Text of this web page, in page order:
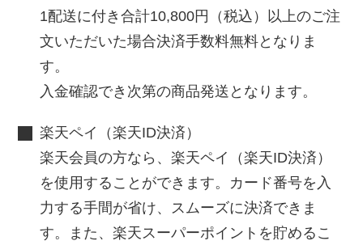
1配送に付き合計10,800円（税込）以上のご注
文いただいた場合決済手数料無料となりま
す。
入金確認でき次第の商品発送となります。
楽天ペイ（楽天ID決済）
楽天会員の方なら、楽天ペイ（楽天ID決済）
を使用することができます。カード番号を入
力する手間が省け、スムーズに決済できま
す。また、楽天スーパーポイントを貯めるこ